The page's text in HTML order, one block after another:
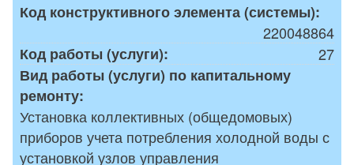
Код конструктивного элемента (системы):
220048864
Код работы (услуги):
27
Вид работы (услуги) по капитальному
ремонту:
Установка коллективных (общедомовых)
приборов учета потребления холодной воды с
установкой узлов управления